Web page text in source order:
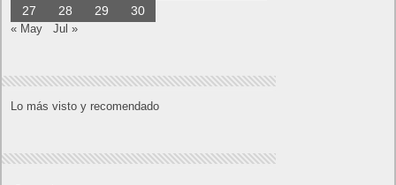
27
28 29 30
« May Jul »
Lo más visto y recomendado